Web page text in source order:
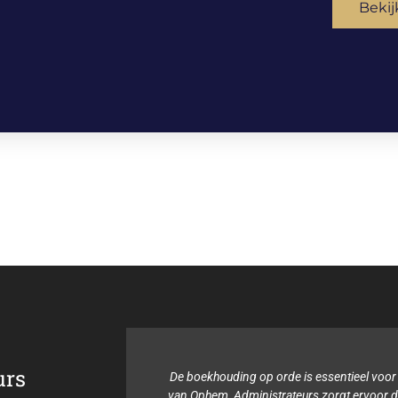
de
De boekhouding op orde is essentieel